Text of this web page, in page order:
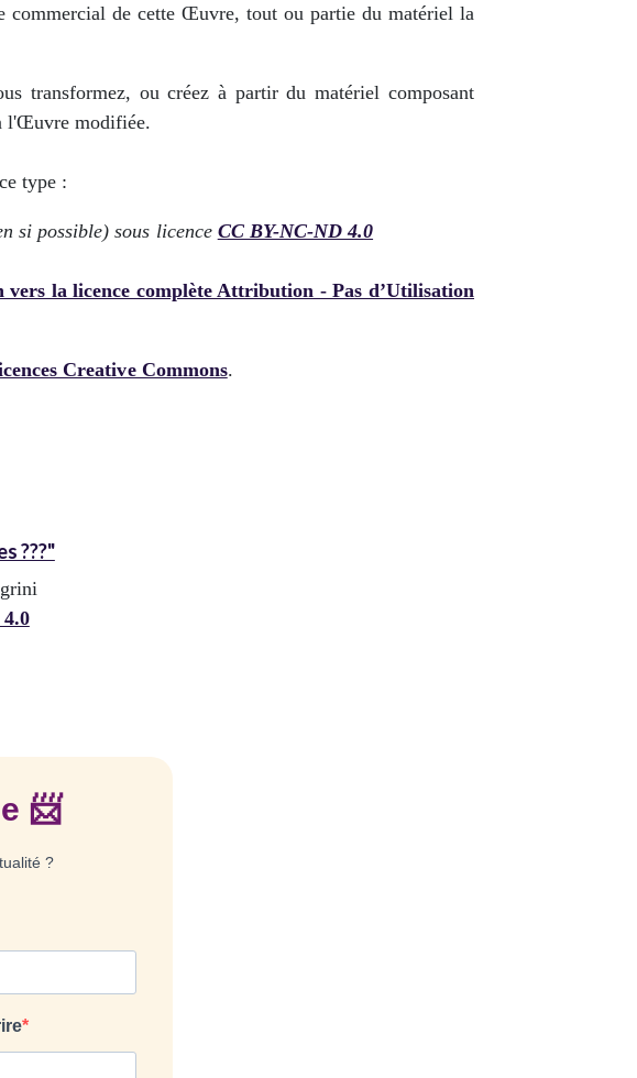
commercial de cette Œuvre, tout ou partie du matériel la
transformez, ou créez à partir du matériel composant
l'Œuvre modifiée.
type :
si possible) sous licence CC BY-NC-ND 4.0
vers la licence complète Attribution - Pas d’Utilisation
Creative Commons.
???"